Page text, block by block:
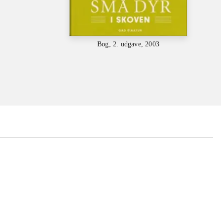
Bog, 2. udgave, 2003